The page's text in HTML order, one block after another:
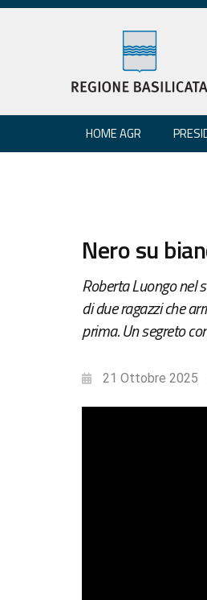
HOME AGR
Nero su
Roberta Luongo nel
di due ragazzi che
prima. Un segreto
21 Ottobre 2025